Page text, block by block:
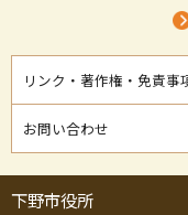
リンク・著作権・免責事
お問い合わせ
下野市役所